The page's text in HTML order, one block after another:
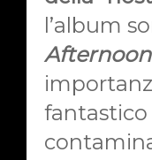
l’album